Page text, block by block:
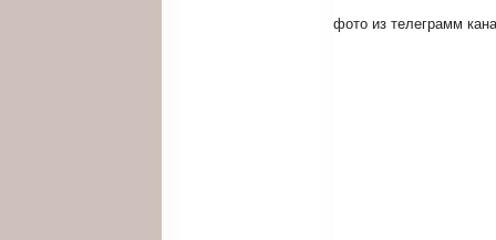
фото из телеграмм